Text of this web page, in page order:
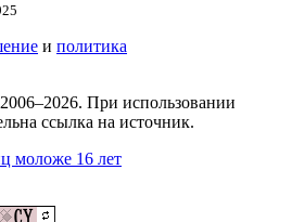
и политика
При использовании
ссылка на источник.
моложе 16 лет